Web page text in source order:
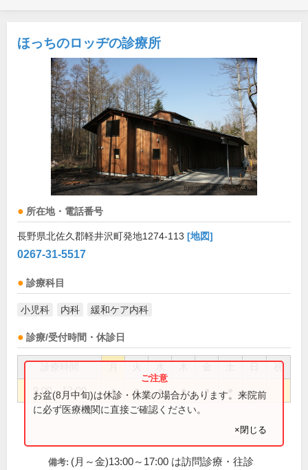
ほっちのロッヂの診療所
所在地・電話番号
長野県北佐久郡軽井沢町発地1274-113 [地図]
0267-31-5517
診療科目
小児科 内科 緩和ケア内科
診療/受付時間・休診日
祝
9:00～12:00 ● ● ● ● ●
お盆(8月中旬)は休診・休業の場合があります。来院前
に必ず医療機関に直接ご確認ください。
×閉じる
備考: (月～金)13:00～17:00 は訪問診療・往診